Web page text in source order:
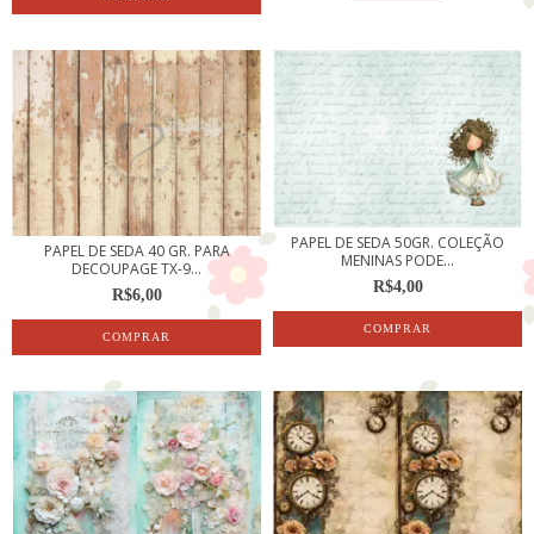
PAPEL DE SEDA 40 GR. PARA
DECOUPAGE TX-9...
R$6,00
PAPEL DE SEDA 50GR. COLEÇÃO
MENINAS PODE...
R$4,00